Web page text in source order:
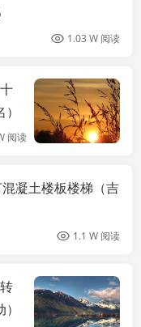
1.03 W 阅读
阅读
凝土楼板楼梯（吉
1.1 W 阅读